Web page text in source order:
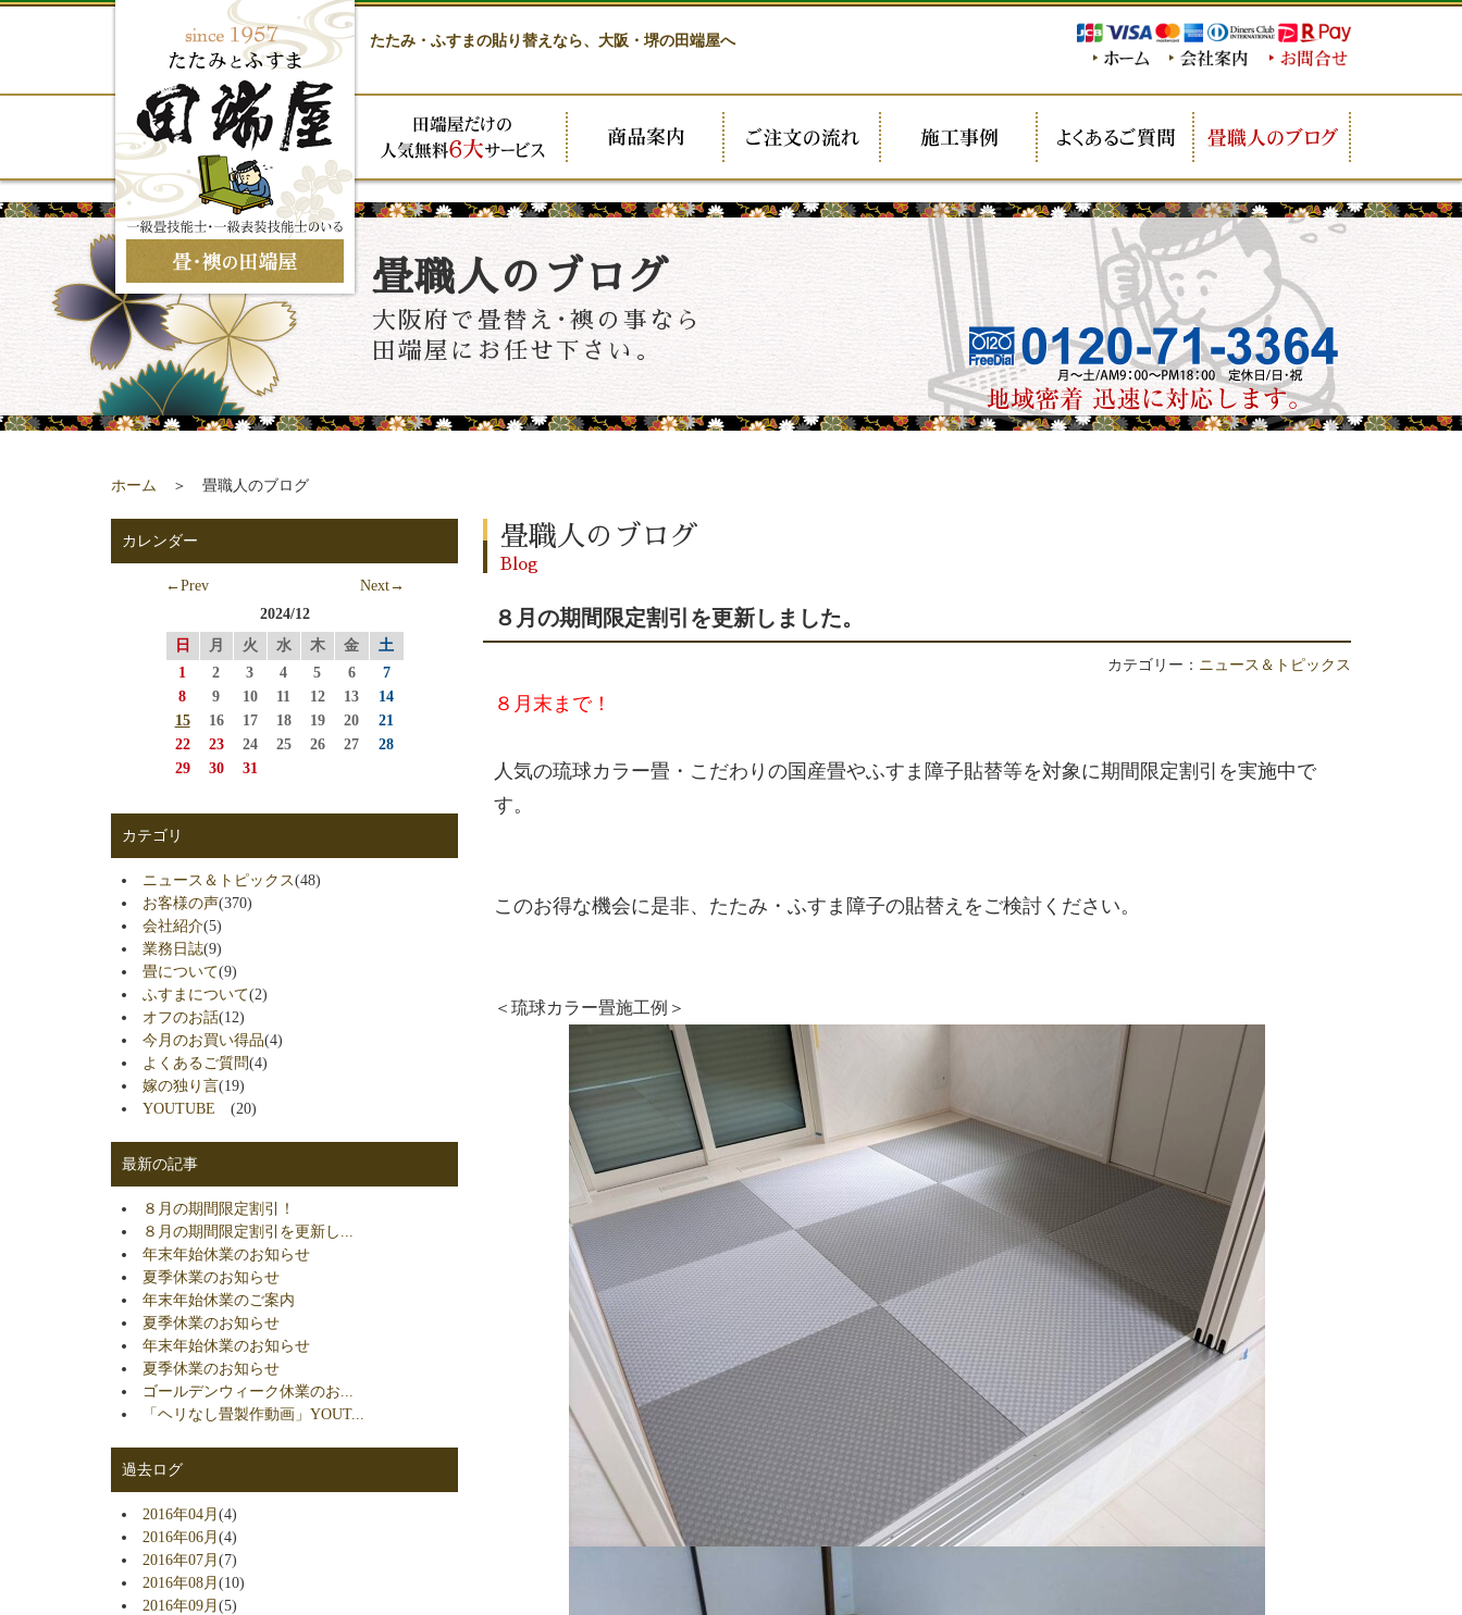
たたみ・ふすまの貼り替えなら、 大阪・堺の田端屋へ
畳職人のブログ
大阪府で畳替え･襖の事なら
田端屋にお任せ下さい。
ホーム ＞ 畳職人のブログ
畳職人のブログ
Blog
８月の期間限定割引を更新しました。
カテゴリー： ニュース＆トピックス
８月末まで！
人気の琉球カラー畳・こだわりの国産畳やふすま障子貼替等を対象に期間限定割引を実施中で
す。
このお得な機会に是非、たたみ・ふすま障子の貼替えをご検討ください。
＜琉球カラー畳施工例＞
カレンダー
←Prev
Next→
2024/12
日
月 火 水 木 金
土
1
2 3 4 5 6
7
8
9 10 11 12 13
14
15
16 17 18 19 20
21
22
23 24 25 26 27
28
29
30 31
カテゴリ
ニュース＆トピックス(48)
お客様の声(370)
会社紹介(5)
業務日誌(9)
畳について(9)
ふすまについて(2)
オフのお話(12)
今月のお買い得品(4)
よくあるご質問(4)
嫁の独り言(19)
YOUTUBE(20)
最新の記事
８月の期間限定割引！
８月の期間限定割引を更新し...
年末年始休業のお知らせ
夏季休業のお知らせ
年末年始休業のご案内
夏季休業のお知らせ
年末年始休業のお知らせ
夏季休業のお知らせ
ゴールデンウィーク休業のお...
「ヘリなし畳製作動画」YOUT...
過去ログ
2016年04月(4)
2016年06月(4)
2016年07月(7)
2016年08月(10)
2016年09月(5)